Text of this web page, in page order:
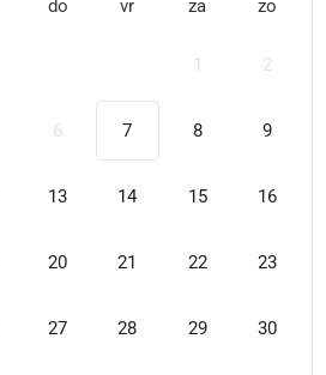
do vr za zo
1 2
6 7 8 9
13 14 15 16
20 21 22 23
27 28 29 30